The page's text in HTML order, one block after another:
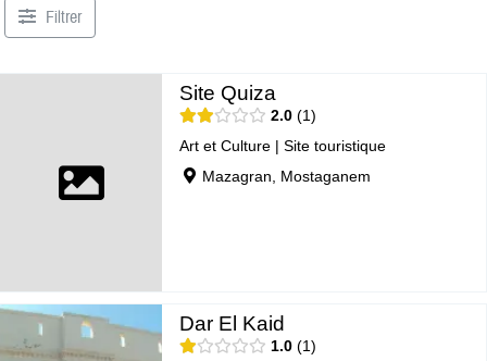
Filtrer
Site Quiza
2.0
1
Art et Culture |Site touristique
Mazagran, Mostaganem
Dar El Kaid
1.0
1